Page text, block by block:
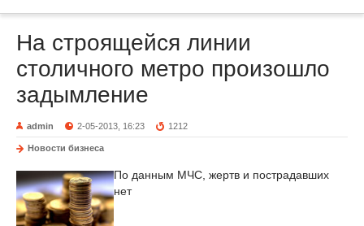
На строящейся линии
столичного метро произошло
задымление
admin 2-05-2013, 16:23 1212
Новости бизнеса
По данным МЧС, жертв и пострадавших
нет